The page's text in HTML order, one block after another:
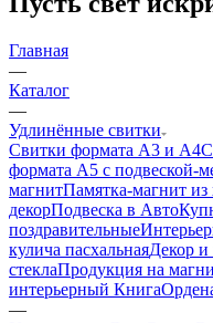
Главная
—
Каталог
—
Удлинённые свитки
Свитки формата А3 и А4
формата А5 с подвеской-
магнитПамятка-магнит из
декорПодвеска в Авто
поздравительные
кулича пасхальнаяДекор и
стеклаПродукция на
интерьерный Книга
—